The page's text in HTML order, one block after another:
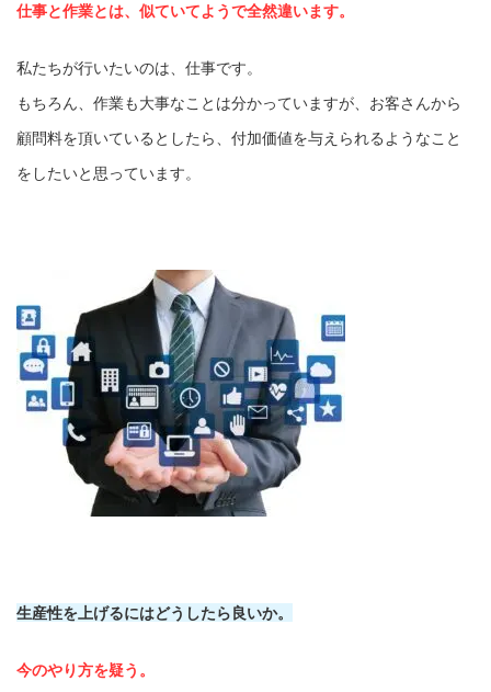
仕事と作業とは、似ていてようで全然違います。
私たちが行いたいのは、仕事です。
もちろん、作業も大事なことは分かっていますが、お客さんから
顧問料を頂いているとしたら、付加価値を与えられるようなこと
をしたいと思っています。
生産性を上げるにはどうしたら良いか。
今のやり方を疑う。